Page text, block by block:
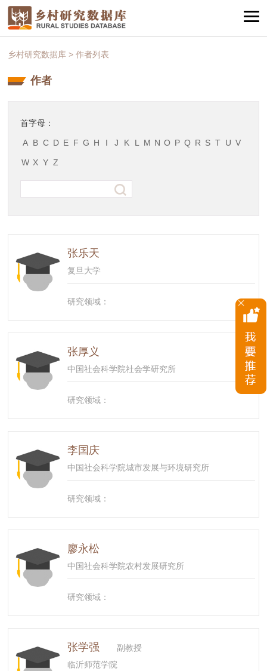
乡村研究数据库 >作者列表
作者
首字母：
A B C D E F G H I J K L M N O P Q R S T U V
W X Y Z
张乐天
复旦大学
研究领域：
张厚义
中国社会科学院社会学研究所
研究领域：
李国庆
中国社会科学院城市发展与环境研究所
研究领域：
廖永松
中国社会科学院农村发展研究所
研究领域：
张学强
副教授
临沂师范学院